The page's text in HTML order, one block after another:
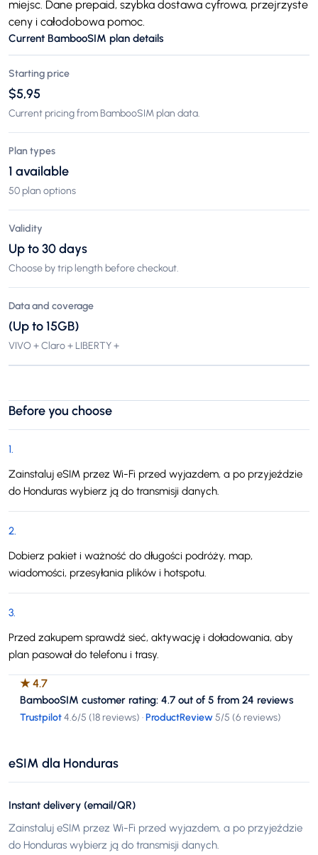
miejsc. Dane prepaid, szybka dostawa cyfrowa, przejrzyste
ceny i całodobowa pomoc.
Current BambooSIM plan details
Starting price
$5,95
Current pricing from BambooSIM plan data.
Plan types
1 available
50 plan options
Validity
Up to 30 days
Choose by trip length before checkout.
Data and coverage
(Up to 15GB)
VIVO + Claro + LIBERTY +
Before you choose
1.
Zainstaluj eSIM przez Wi-Fi przed wyjazdem, a po przyjeździe
do Honduras wybierz ją do transmisji danych.
2.
Dobierz pakiet i ważność do długości podróży, map,
wiadomości, przesyłania plików i hotspotu.
3.
Przed zakupem sprawdź sieć, aktywację i doładowania, aby
plan pasował do telefonu i trasy.
★4.7
BambooSIM customer rating: 4.7 out of 5 from 24 reviews
Trustpilot4.6/5 (18 reviews) ·ProductReview5/5 (6 reviews)
eSIM dla Honduras
Instant delivery (email/QR)
Zainstaluj eSIM przez Wi-Fi przed wyjazdem, a po przyjeździe
do Honduras wybierz ją do transmisji danych.